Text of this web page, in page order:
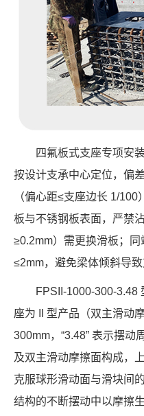
四氟板式支座专项安
按设计支承中心定位，偏
（偏心距≤支座边长 1/
板与不锈钢板表面，严禁
≥0.2mm）需更换滑板；
≤2mm，避免梁体倾斜导致
FPSII-1000-300-3.48
座为 II 型产品（双主滑动
300mm，“3.48” 表示摆
及双主滑动摩擦面构成，
克服球形滑动面与滑块间
结构的不断摆动中以摩擦